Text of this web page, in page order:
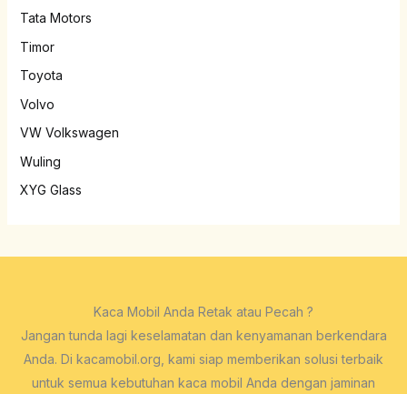
Tata Motors
Timor
Toyota
Volvo
VW Volkswagen
Wuling
XYG Glass
Kaca Mobil Anda Retak atau Pecah ?
Jangan tunda lagi keselamatan dan kenyamanan berkendara
Anda. Di kacamobil.org, kami siap memberikan solusi terbaik
untuk semua kebutuhan kaca mobil Anda dengan jaminan